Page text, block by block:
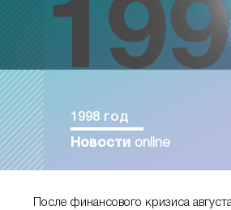
1998 год
Новости online
После финансового кризиса